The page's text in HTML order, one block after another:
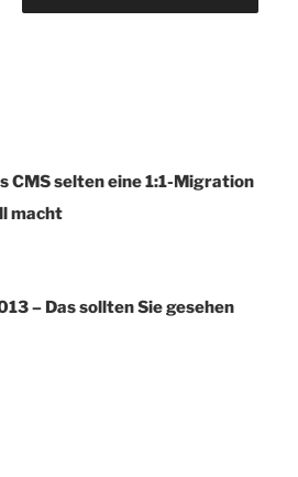
CMS selten eine 1:1-Migration
macht
– Das sollten Sie gesehen